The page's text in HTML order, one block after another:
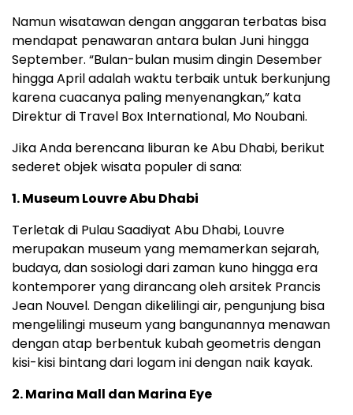
Namun wisatawan dengan anggaran terbatas bisa
mendapat penawaran antara bulan Juni hingga
September. “Bulan-bulan musim dingin Desember
hingga April adalah waktu terbaik untuk berkunjung
karena cuacanya paling menyenangkan,” kata
Direktur di Travel Box International, Mo Noubani.
Jika Anda berencana liburan ke Abu Dhabi, berikut
sederet objek wisata populer di sana:
1. Museum Louvre Abu Dhabi
Terletak di Pulau Saadiyat Abu Dhabi, Louvre
merupakan museum yang memamerkan sejarah,
budaya, dan sosiologi dari zaman kuno hingga era
kontemporer yang dirancang oleh arsitek Prancis
Jean Nouvel. Dengan dikelilingi air, pengunjung bisa
mengelilingi museum yang bangunannya menawan
dengan atap berbentuk kubah geometris dengan
kisi-kisi bintang dari logam ini dengan naik kayak.
2. Marina Mall dan Marina Eye